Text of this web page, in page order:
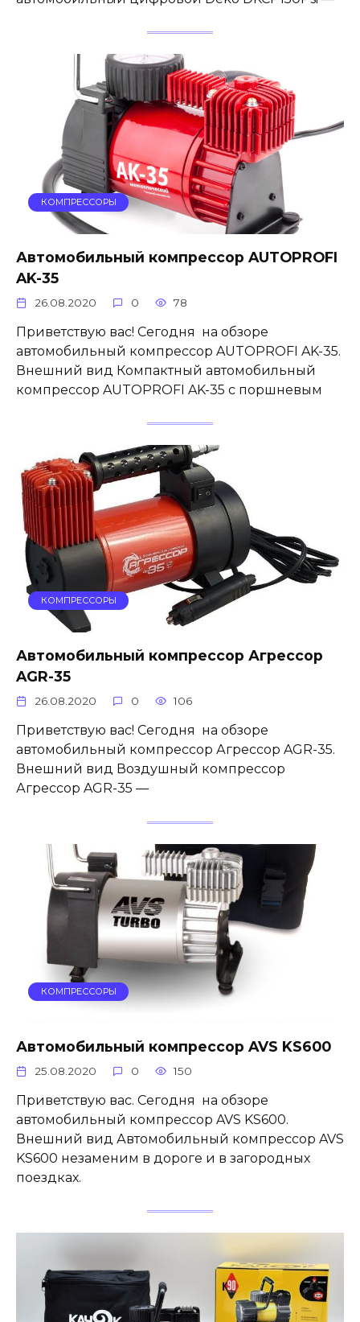
КОМПРЕССОРЫ
Автомобильный компрессор AUTOPROFI
AK-35
26.08.2020 0 78
Приветствую вас! Сегодня на обзоре
автомобильный компрессор AUTOPROFI AK-35.
Внешний вид Компактный автомобильный
компрессор AUTOPROFI AK-35 с поршневым
КОМПРЕССОРЫ
Автомобильный компрессор Агрессор
AGR-35
26.08.2020 0 106
Приветствую вас! Сегодня на обзоре
автомобильный компрессор Агрессор AGR-35.
Внешний вид Воздушный компрессор
Агрессор AGR-35 —
КОМПРЕССОРЫ
Автомобильный компрессор AVS KS600
25.08.2020 0 150
Приветствую вас. Сегодня на обзоре
автомобильный компрессор AVS KS600.
Внешний вид Автомобильный компрессор AVS
KS600 незаменим в дороге и в загородных
поездках.